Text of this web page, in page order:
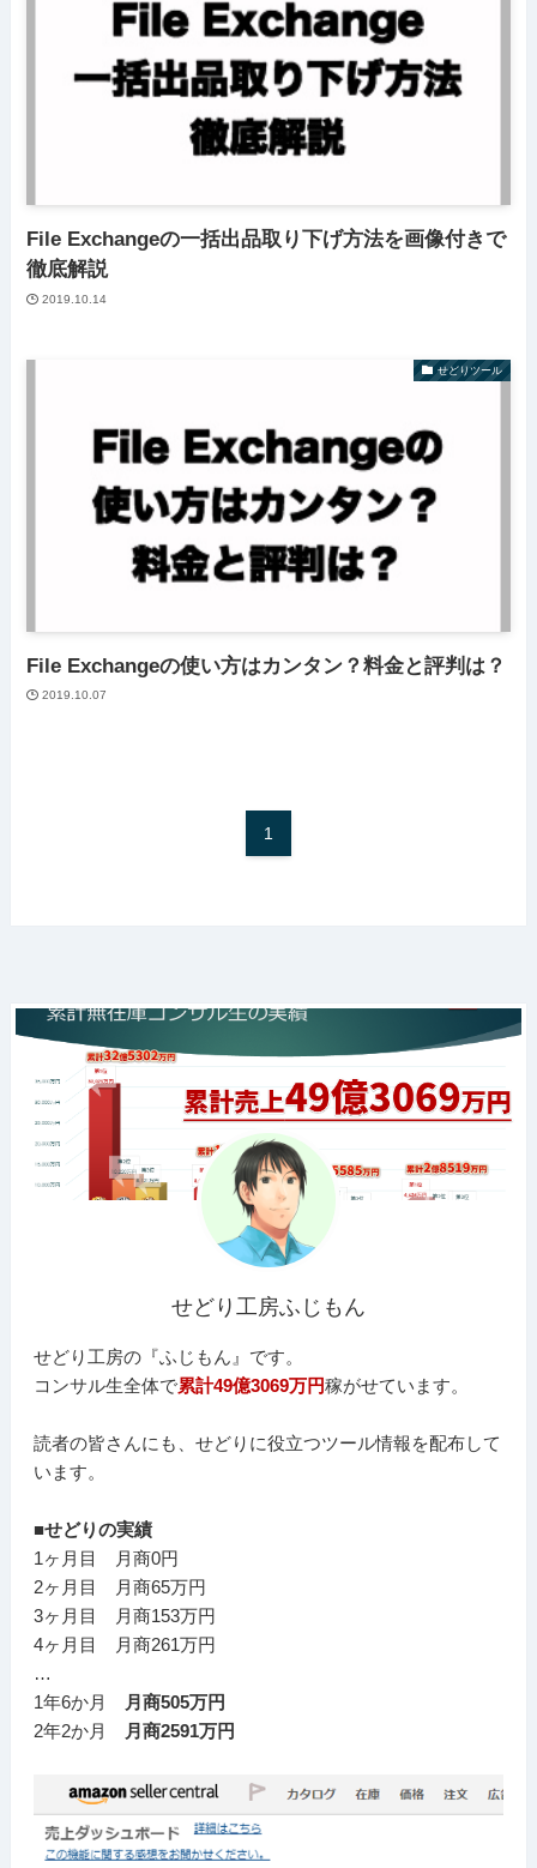
File Exchangeの一括出品取り下げ方法を画像付きで
徹底解説
2019.10.14
せどりツール
File Exchangeの使い方はカンタン？料金と評判は？
2019.10.07
1
せどり工房ふじもん
せどり工房の『ふじもん』です。
コンサル生全体で累計49億3069万円稼がせています。
読者の皆さんにも、せどりに役立つツール情報を配布して
います。
■せどりの実績
1ヶ月目 月商0円
2ヶ月目 月商65万円
3ヶ月目 月商153万円
4ヶ月目 月商261万円
…
1年6か月
月商505万円
2年2か月
月商2591万円